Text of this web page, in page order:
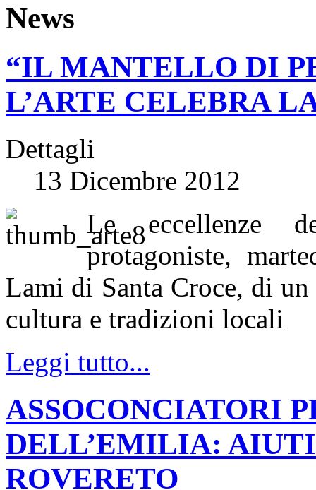
News
“IL MANTELLO DI
L’ARTE CELEBRA
Dettagli
13 Dicembre 2012
Le eccellenze
protagoniste,
Lami di Santa Croce, di
cultura e tradizioni locali
Leggi tutto...
ASSOCONCIATORI
DELL’EMILIA:
ROVERETO